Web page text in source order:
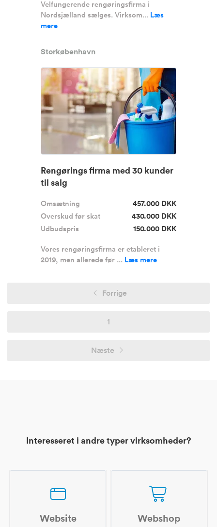
Velfungerende rengøringsfirma i
Nordsjælland sælges. Virksom... Læs
mere
Storkøbenhavn
Rengørings firma med 30 kunder
til salg
Omsætning
457.000 DKK
Overskud før skat
430.000 DKK
Udbudspris
150.000 DKK
Vores rengøringsfirma er etableret i
2019, men allerede før ... Læs mere
Forrige
1
Næste
Interesseret i andre typer virksomheder?
Website Webshop